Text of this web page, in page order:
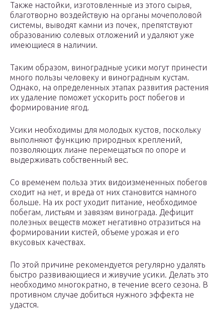
Также настойки, изготовленные из этого сырья,
благотворно воздействую на органы мочеполовой
системы, выводят камни из почек, препятствуют
образованию солевых отложений и удаляют уже
имеющиеся в наличии.
Таким образом, виноградные усики могут принести
много пользы человеку и виноградным кустам.
Однако, на определенных этапах развития растения
их удаление поможет ускорить рост побегов и
формирование ягод.
Усики необходимы для молодых кустов, поскольку
выполняют функцию природных креплений,
позволяющих лиане перемещаться по опоре и
выдерживать собственный вес.
Со временем польза этих видоизмененных побегов
сходит на нет, и вреда от них становится намного
больше. На их рост уходит питание, необходимое
побегам, листьям и завязям винограда. Дефицит
полезных веществ может негативно отразиться на
формировании кистей, объеме урожая и его
вкусовых качествах.
По этой причине рекомендуется регулярно удалять
быстро развивающиеся и живучие усики. Делать это
необходимо многократно, в течение всего сезона. В
противном случае добиться нужного эффекта не
удастся.